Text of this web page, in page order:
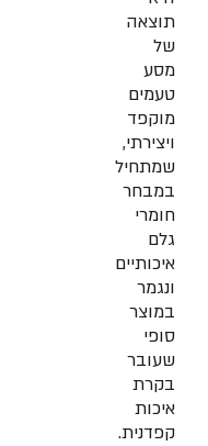
תוצאה
של
מסע
טעמים
מוקפד
ויצירתי,
שמתחיל
במבחר
חומרי
גלם
איכותיים
ונגמר
במוצר
סופי
שעובר
בקרת
איכות
קפדנית.